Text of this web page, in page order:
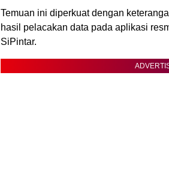
Temuan ini diperkuat dengan
hasil pelacakan data pada aplikasi
SiPintar.